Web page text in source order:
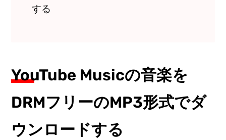
する
YouTube Musicの音楽を
DRMフリーのMP3形式でダ
ウンロードする